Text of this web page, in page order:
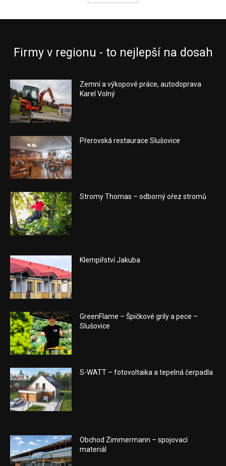
Firmy v regionu - to nejlepší na dosah
Zemní a výkopové práce, autodoprava
Karel Volný
Přerovská restaurace Slušovice
Stromy Thomas – odborný ořez stromů
Klempířství Jakuba
GreenFlame – Špičkové grily a pece –
Slušovice
S-WATT – fotovoltaika a tepelná čerpadla
Obchod Zimmermann – spojovací
materiál